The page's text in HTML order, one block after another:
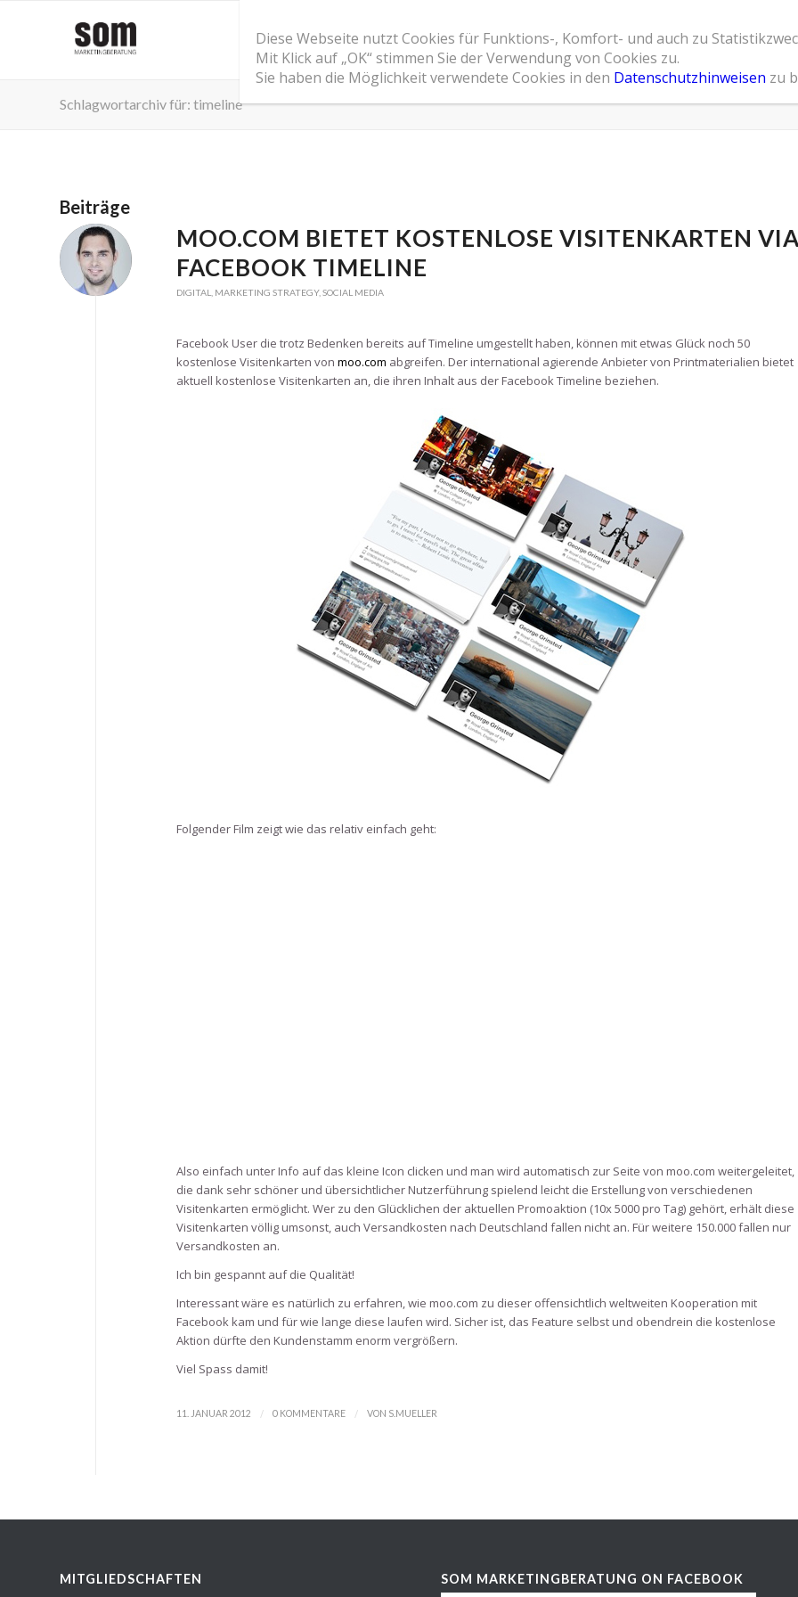
Home Leistungsspektrum Referenzen
Schlagwortarchiv für: timeline
Beiträge
MOO.COM BIETET KOSTENLOSE VISITENKARTEN
FACEBOOK TIMELINE
DIGITAL MARKETING STRATEGY, SOCIAL MEDIA
Facebook User die trotz Bedenken bereits auf Timeline umgestellt haben, können mit etwas Glück noch 50
kostenlose Visitenkarten von moo.com abgreifen. Der international agierende Anbieter von Printmaterialien bietet
aktuell kostenlose Visitenkarten an, die ihren Inhalt aus der Facebook Timeline beziehen.
Folgender Film zeigt wie das relativ einfach geht:
Also einfach unter Info auf das kleine Icon clicken und man wird automatisch zur Seite von moo.com weitergeleitet,
die dank sehr schöner und übersichtlicher Nutzerführung spielend leicht die Erstellung von verschiedenen
Visitenkarten ermöglicht. Wer zu den Glücklichen der aktuellen Promoaktion (10x 5000 pro Tag) gehört, erhält diese
Visitenkarten völlig umsonst, auch Versandkosten nach Deutschland fallen nicht an. Für weitere 150.000 fallen nur
Versandkosten an.
Ich bin gespannt auf die Qualität!
Interessant wäre es natürlich zu erfahren, wie moo.com zu dieser offensichtlich weltweiten Kooperation mit
Facebook kam und für wie lange diese laufen wird. Sicher ist, das Feature selbst und obendrein die kostenlose
Aktion dürfte den Kundenstamm enorm vergrößern.
Viel Spass damit!
11. JANUAR 2012 / 0 KOMMENTARE / VON S.MUELLER
MITGLIEDSCHAFTEN SOM MARKETINGBERATUNG ON FACEBOOK
Diese Webseite nutzt Cookies für Funktions-, Komfort- und auch zu
Mit Klick auf „OK“ stimmen Sie der Verwendung von Cookies zu.
Sie haben die Möglichkeit verwendete Cookies in den Datenschutzhinweisen zu